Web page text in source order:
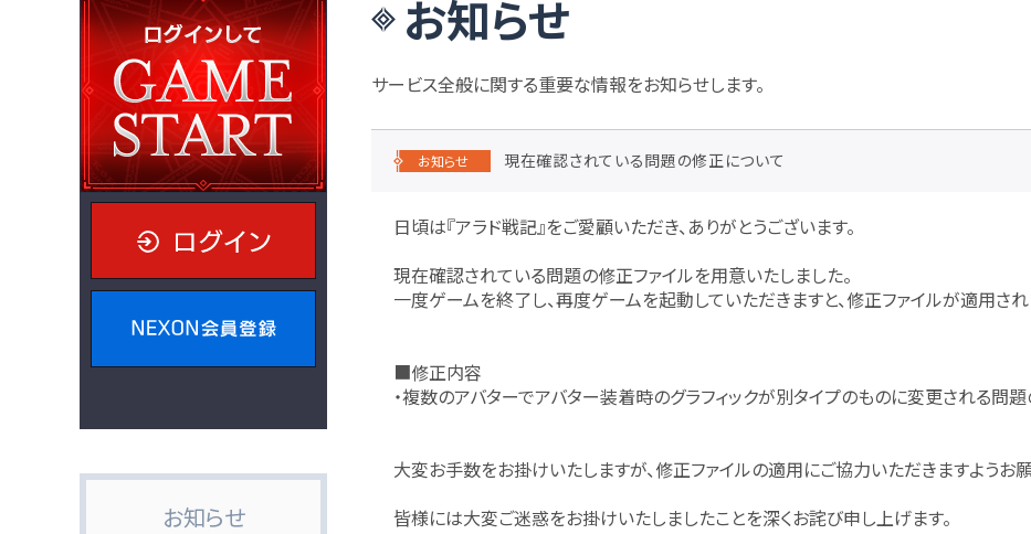
お知らせ
サービス全般に関する重要な情報をお知らせします。
お知らせ 現在確認されている問題の修正について
日頃は『アラド戦記』をご愛顧いただき、ありがとうございます。
現在確認されている問題の修正ファイルを用意いたしました。
一度ゲームを終了し、再度ゲームを起動していただきますと、修正ファイルが適用され
■修正内容
・複数のアバターでアバター装着時のグラフィックが別タイプのものに変更される問
大変お手数をお掛けいたしますが、修正ファイルの適用にご協力いただきますようお願
皆様には大変ご迷惑をお掛けいたしましたことを深くお詫び申し上げます。
お知らせ